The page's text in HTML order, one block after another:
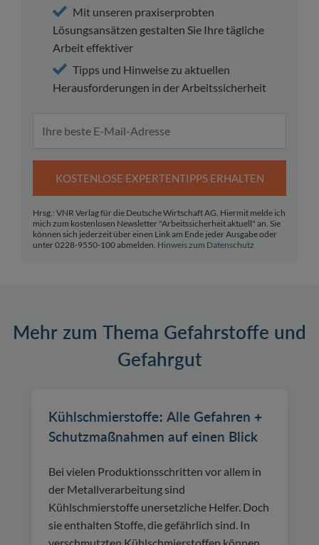
Mit unseren praxiserprobten
Lösungsansätzen gestalten Sie Ihre tägliche
Arbeit effektiver
Tipps und Hinweise zu aktuellen
Herausforderungen in der Arbeitssicherheit
KOSTENLOSE EXPERTENTIPPS ERHALTEN
Hrsg.: VNR Verlag für die Deutsche Wirtschaft AG. Hiermit melde ich
mich zum kostenlosen Newsletter "Arbeitssicherheit aktuell" an. Sie
können sich jederzeit über einen Link am Ende jeder Ausgabe oder
unter 0228-9550-100 abmelden. Hinweis zum Datenschutz
Mehr zum Thema Gefahrstoffe und
Gefahrgut
Kühlschmierstoffe: Alle Gefahren +
Schutzmaßnahmen auf einen Blick
Bei vielen Produktionsschritten vor allem in
der Metallverarbeitung sind
Kühlschmierstoffe unersetzliche Helfer. Doch
sie enthalten Stoffe, die gefährlich sind. In
verschmutzten Kühlschmierstoffen können